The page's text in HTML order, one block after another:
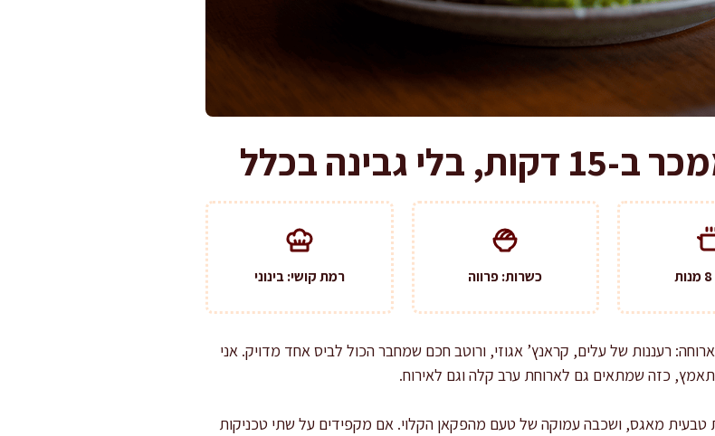
גבינה בכלל
כשרות: פרווה רמת קושי: בינוני
רעננות של עלים, קראנץ’ אגוזי, ורוטב חכם שמחבר הכול לביס אחד מדויק. אני
כזה שמתאים גם לארוחת ערב קלה וגם לאירוח.
טבעית מאגס, ושכבה עמוקה של טעם מהפקאן הקלוי. אם מקפידים על שתי טכניקות